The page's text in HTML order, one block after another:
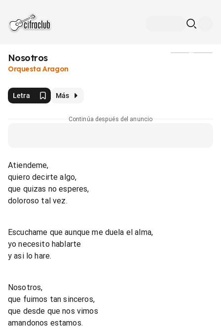
Nosotros
Orquesta Aragon
Letra Más
Continúa después del anuncio
Atiendeme,
quiero decirte algo,
que quizas no esperes,
doloroso tal vez.
Escuchame que aunque me duela el alma,
yo necesito hablarte
y asi lo hare.
Nosotros,
que fuimos tan sinceros,
que desde que nos vimos
amandonos estamos.